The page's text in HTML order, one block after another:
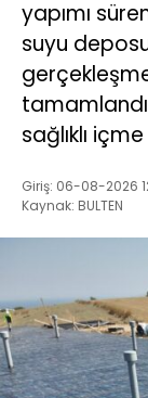
yapımı
suyu
sağlıklı
Giriş: 06-08-2026
Kaynak: BULTEN